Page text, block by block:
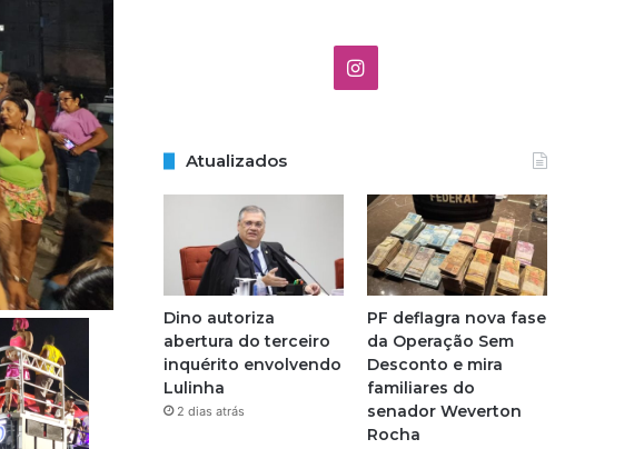
I
t
a
g
r
a
m
Atualizados
Dino autoriza
abertura do terceiro
inquérito envolvendo
Lulinha
2 dias atrás
PF deflagra nova fase
da Operação Sem
Desconto e mira
familiares do
senador Weverton
Rocha